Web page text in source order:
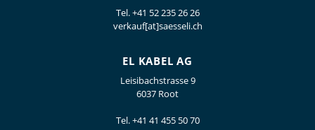
Tel.+41 52 235 26 26
verkauf[at]saesseli.ch
EL KABEL AG
Leisibachstrasse 9
6037 Root
Tel.+41 41 455 50 70